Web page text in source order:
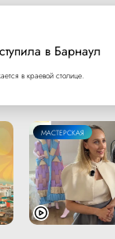
в Барнаул
в краевой столице.
МАСТЕРСКАЯ